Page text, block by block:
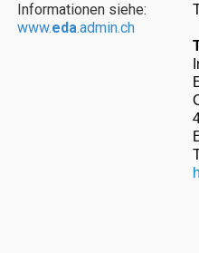
Informationen siehe:
www.eda.admin.ch